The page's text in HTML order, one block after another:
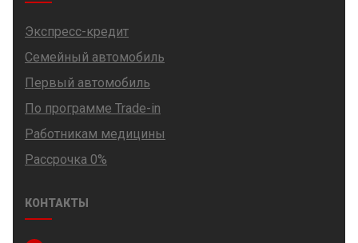
Экспресс-кредит
Семейный автомобиль
Первый автомобиль
По программе Trade-in
Работникам медицины
Рассрочка 0%
КОНТАКТЫ